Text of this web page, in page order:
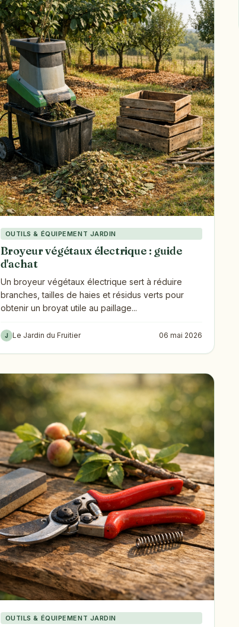
OUTILS & ÉQUIPEMENT JARDIN
Broyeur végétaux électrique : guide
d'achat
Un broyeur végétaux électrique sert à réduire
branches, tailles de haies et résidus verts pour
obtenir un broyat utile au paillage...
J Le Jardin du Fruitier 06 mai 2026
OUTILS & ÉQUIPEMENT JARDIN